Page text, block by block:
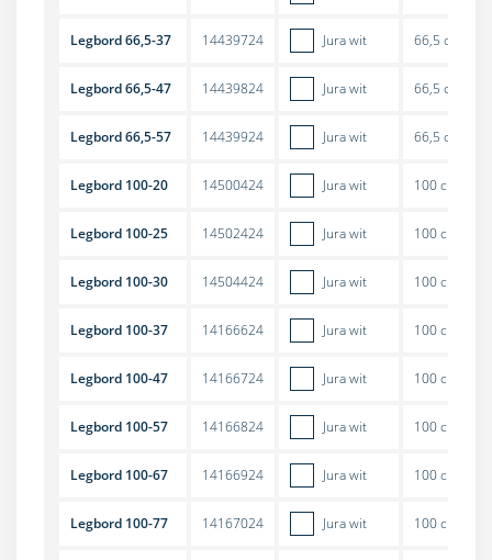
Legbord 66,5-37 14439724 Jura wit 66,5 cm
Legbord 66,5-47 14439824 Jura wit 66,5 cm
Legbord 66,5-57 14439924 Jura wit 66,5 cm
Legbord 100-20 14500424 Jura wit 100 cm
Legbord 100-25 14502424 Jura wit 100 cm
Legbord 100-30 14504424 Jura wit 100 cm
Legbord 100-37 14166624 Jura wit 100 cm
Legbord 100-47 14166724 Jura wit 100 cm
Legbord 100-57 14166824 Jura wit 100 cm
Legbord 100-67 14166924 Jura wit 100 cm
Legbord 100-77 14167024 Jura wit 100 cm